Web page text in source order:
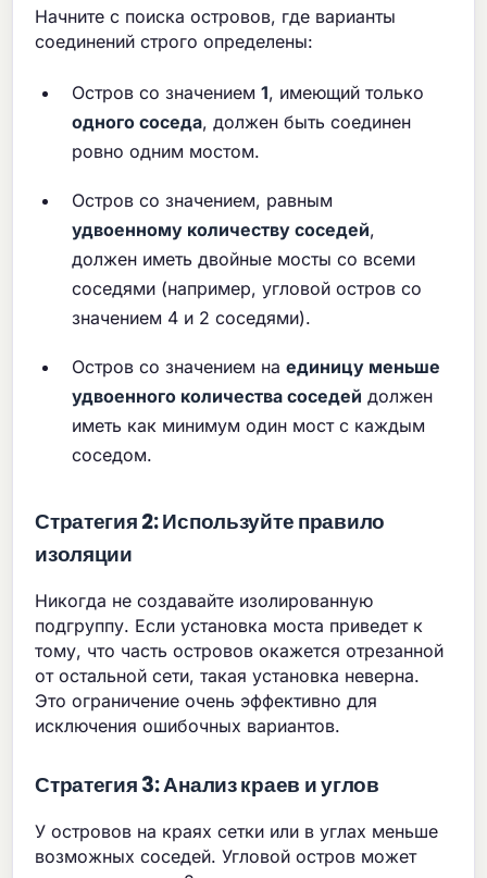
Начните с поиска островов, где варианты
соединений строго определены:
Остров со значением1, имеющий только
одного соседа, должен быть соединен
ровно одним мостом.
Остров со значением, равным
удвоенному количеству соседей,
должен иметь двойные мосты со всеми
соседями (например, угловой остров со
значением 4 и 2 соседями).
Остров со значением наединицу меньше
удвоенного количества соседей должен
иметь как минимум один мост с каждым
соседом.
Стратегия 2: Используйте правило
изоляции
Никогда не создавайте изолированную
подгруппу. Если установка моста приведет к
тому, что часть островов окажется отрезанной
от остальной сети, такая установка неверна.
Это ограничение очень эффективно для
исключения ошибочных вариантов.
Стратегия 3: Анализ краев и углов
У островов на краях сетки или в углах меньше
возможных соседей. Угловой остров может